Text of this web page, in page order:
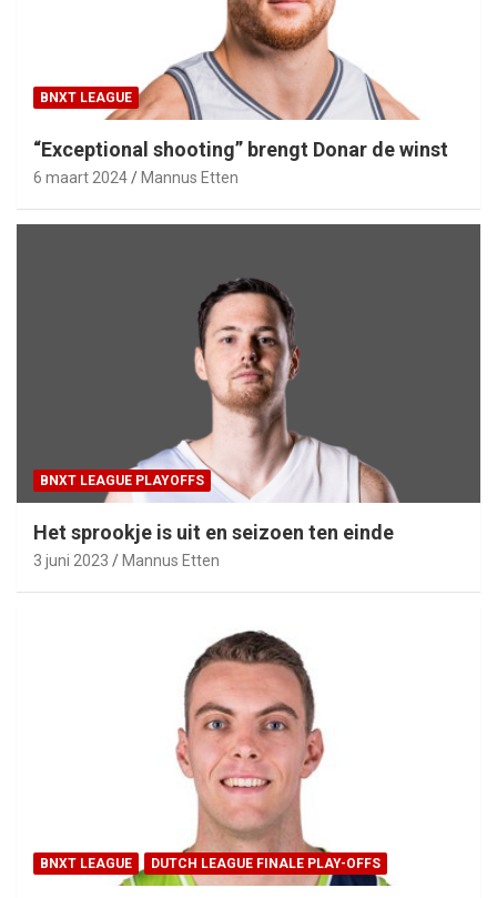
BNXT LEAGUE
“Exceptional shooting” brengt Donar de winst
6 maart 2024 Mannus Etten
BNXT LEAGUE PLAYOFFS
Het sprookje is uit en seizoen ten einde
3 juni 2023 Mannus Etten
BNXT LEAGUE DUTCH LEAGUE FINALE PLAY-OFFS